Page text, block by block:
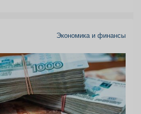
Экономика и финансы